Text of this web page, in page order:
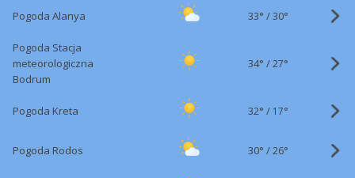
Pogoda Alanya 33° /30°
Pogoda Stacja
meteorologiczna
Bodrum
34° /27°
Pogoda Kreta 32° / 17°
Pogoda Rodos 30° /26°